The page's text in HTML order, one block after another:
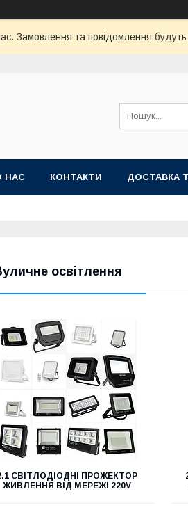
Замовлення та повідомлення
НАС КОНТАКТИ ДОСТАВКА
освітлення
СВІТЛОДІОДНІ ПРОЖЕКТОР
ЖИВЛЕННЯ ВІД МЕРЕЖІ 220V